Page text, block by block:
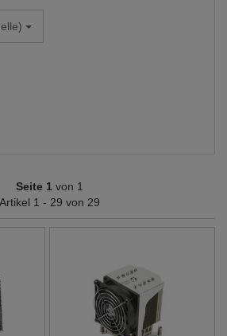
Seite 1 von 1
Artikel 1 - 29 von 29